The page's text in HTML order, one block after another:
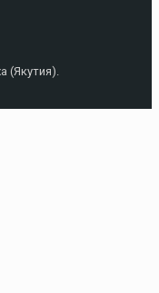
(Якутия).